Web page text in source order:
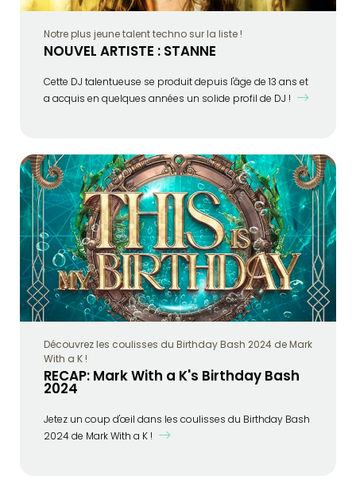
Notre plus jeune talent techno sur la liste !
NOUVEL ARTISTE : STANNE
Cette DJ talentueuse se produit depuis l'âge de 13 ans et
a acquis en quelques années un solide profil de DJ !
Découvrez les coulisses du Birthday Bash 2024 de Mark
With a K !
RECAP: Mark With a K's Birthday Bash
2024
Jetez un coup d'œil dans les coulisses du Birthday Bash
2024 de Mark With a K !